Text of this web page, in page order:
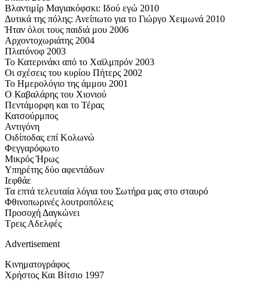
Βλαντιμίρ Μαγιακόφσκι: Ιδού εγώ 2010
Δυτικά της πόλης: Ανείπωτο για το Γιώργο Χειμωνά 2010
Ήταν όλοι τους παιδιά μου 2006
Αρχοντοχωριάτης 2004
Πλατόνοφ 2003
Το Κατερινάκι από το Χαϊλμπρόν 2003
Οι σχέσεις του κυρίου Πήτερς 2002
Το Ημερολόγιο της άμμου 2001
O Καβαλάρης του Χιονιού
Πεντάμορφη και το Τέρας
Κατσούρμπος
Αντιγόνη
Οιδίποδας επί Κολωνώ
Φεγγαρόφωτο
Μικρός Ήρως
Υπηρέτης δύο αφεντάδων
Ιεφθάε
Τα επτά τελευταία λόγια του Σωτήρα μας στο σταυρό
Φθινοπωρινές λουτροπόλεις
Προσοχή Δαγκώνει
Τρεις Αδελφές
Advertisement
Κινηματογράφος
Χρήστος Και Βίτσιο 1997